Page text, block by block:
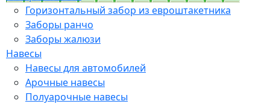
Горизонтальный забор из евроштакетника
Заборы ранчо
Заборы жалюзи
Навесы
Навесы для автомобилей
Арочные навесы
Полуарочные навесы